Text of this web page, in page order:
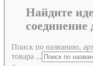
Найдите
Поиск по названию,
товара ...